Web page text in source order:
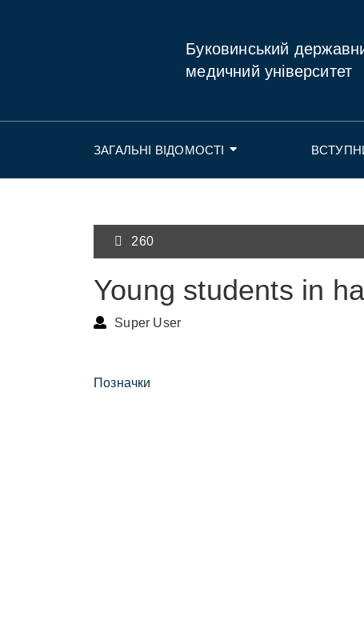
Буковинський
медичний університет
ЗАГАЛЬНІ ВІДОМОСТІ
260
Young students in
Super User
Позначки